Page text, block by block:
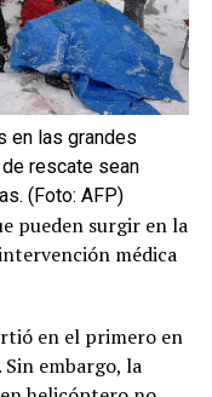
en las grandes
rescate sean
(Foto: AFP)
pueden surgir en la
médica
en el primero en
embargo, la